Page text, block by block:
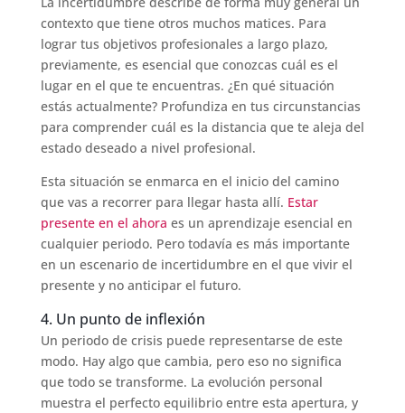
contexto que tiene otros muchos matices. Para
lograr tus objetivos profesionales a largo plazo,
previamente, es esencial que conozcas cuál es el
lugar en el que te encuentras. ¿En qué situación
estás actualmente? Profundiza en tus circunstancias
para comprender cuál es la distancia que te aleja del
estado deseado a nivel profesional.
Esta situación se enmarca en el inicio del camino
que vas a recorrer para llegar hasta allí. Estar
presente en el ahora es un aprendizaje esencial en
cualquier periodo. Pero todavía es más importante
en un escenario de incertidumbre en el que vivir el
presente y no anticipar el futuro.
4. Un punto de inflexión
Un periodo de crisis puede representarse de este
modo. Hay algo que cambia, pero eso no significa
que todo se transforme. La evolución personal
muestra el perfecto equilibrio entre esta apertura, y